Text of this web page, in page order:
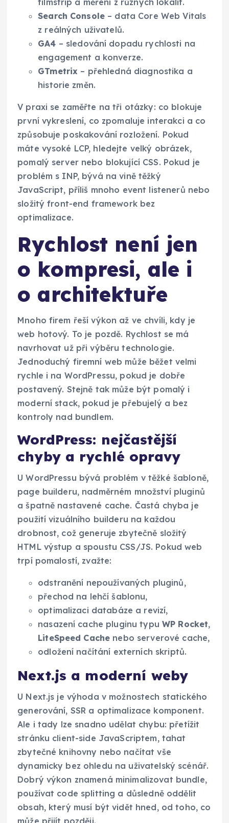
filmstrip a měření z různých lokalit.
Search Console – data Core Web Vitals
z reálných uživatelů.
GA4 – sledování dopadu rychlosti na
engagement a konverze.
GTmetrix – přehledná diagnostika a
historie změn.
V praxi se zaměřte na tři otázky: co blokuje
první vykreslení, co zpomaluje interakci a co
způsobuje poskakování rozložení. Pokud
máte vysoké LCP, hledejte velký obrázek,
pomalý server nebo blokující CSS. Pokud je
problém s INP, bývá na vině těžký
JavaScript, příliš mnoho event listenerů nebo
složitý front-end framework bez
optimalizace.
Rychlost není jen
o kompresi, ale i
o architektuře
Mnoho firem řeší výkon až ve chvíli, kdy je
web hotový. To je pozdě. Rychlost se má
navrhovat už při výběru technologie.
Jednoduchý firemní web může běžet velmi
rychle i na WordPressu, pokud je dobře
postavený. Stejně tak může být pomalý i
moderní stack, pokud je přebujelý a bez
kontroly nad bundlem.
WordPress: nejčastější
chyby a rychlé opravy
U WordPressu bývá problém v těžké šabloně,
page builderu, nadměrném množství pluginů
a špatně nastavené cache. Častá chyba je
použití vizuálního builderu na každou
drobnost, což generuje zbytečně složitý
HTML výstup a spoustu CSS/JS. Pokud web
trpí pomalostí, zvažte:
odstranění nepoužívaných pluginů,
přechod na lehčí šablonu,
optimalizaci databáze a revizí,
nasazení cache pluginu typuWP Rocket,
LiteSpeed Cache nebo serverové cache,
odložení načítání externích skriptů.
Next.js a moderní weby
U Next.js je výhoda v možnostech statického
generování, SSR a optimalizace komponent.
Ale i tady lze snadno udělat chybu: přetížit
stránku client-side JavaScriptem, tahat
zbytečné knihovny nebo načítat vše
dynamicky bez ohledu na uživatelský scénář.
Dobrý výkon znamená minimalizovat bundle,
používat code splitting a důsledně oddělit
obsah, který musí být vidět hned, od toho, co